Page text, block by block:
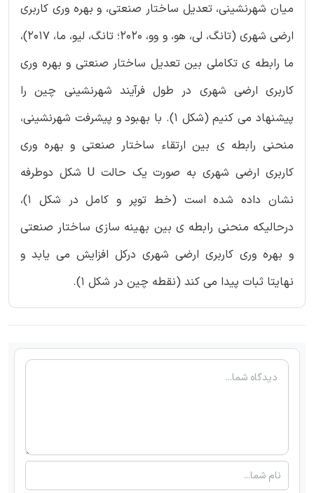
میان شهرنشینی، تعدیل ساختار صنعتی، و بهره وری کاربری
ارضی شهری (تانگ، لی، هو، و وو، 2020؛ تانگ، لیو، ما، 2017)،
ما رابطه ی تکاملی بین تعدیل ساختار صنعتی و بهره وری
کاربری ارضی شهری در طول فرآیند شهرنشینی چین را
پیشنهاد می کنیم (شکل 1). با بهبود و پیشرفت شهرنشینی،
منحنی رابطه ی بین ارتقاء ساختار صنعتی و بهره وری
کاربری ارضی شهری به صورت یک حالت U شکل دوطرفه
نشان داده شده است (خط توپر و کامل در شکل 1)،
درحالیکه منحنی رابطه ی بین بهینه سازی ساختار صنعتی
و بهره وری کاربری ارضی شهری درکل افزایش می یابد و
نهایتا ثبات پیدا می کند (نقطه چین در شکل 1).